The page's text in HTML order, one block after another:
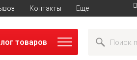
Контакты Еще
товаров